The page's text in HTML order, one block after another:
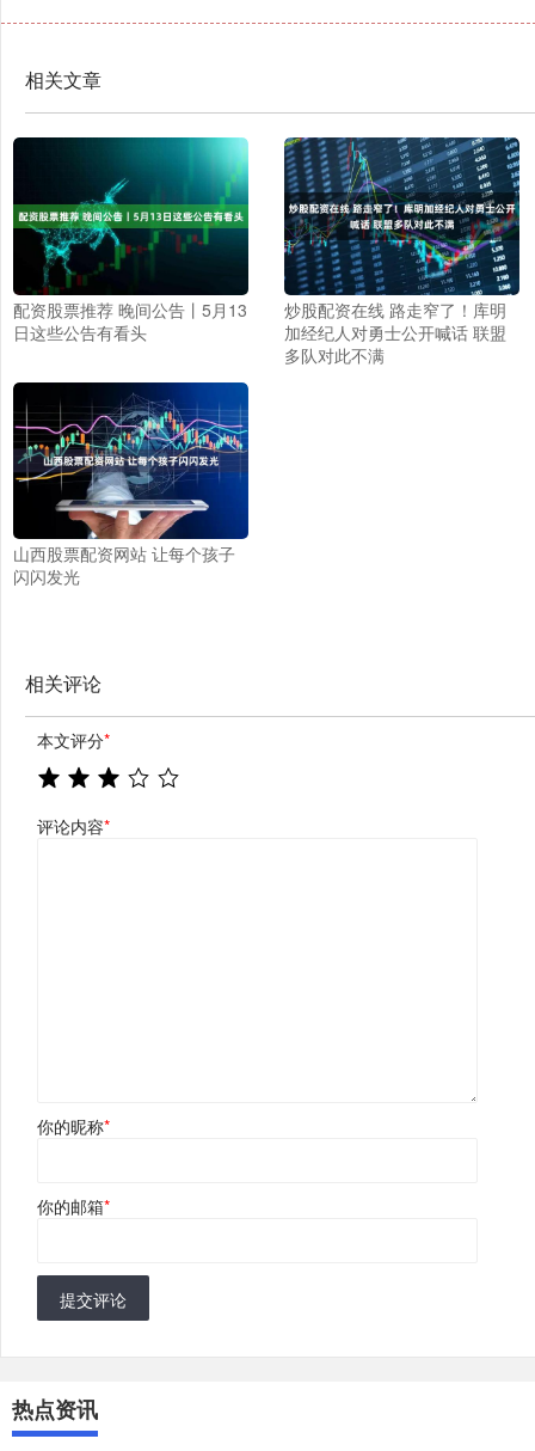
相关文章
配资股票推荐 晚间公告丨5月13
日这些公告有看头
炒股配资在线 路走窄了！库明
加经纪人对勇士公开喊话 联盟
多队对此不满
山西股票配资网站 让每个孩子
闪闪发光
相关评论
本文评分*
评论内容*
你的昵称*
你的邮箱*
提交评论
热点资讯